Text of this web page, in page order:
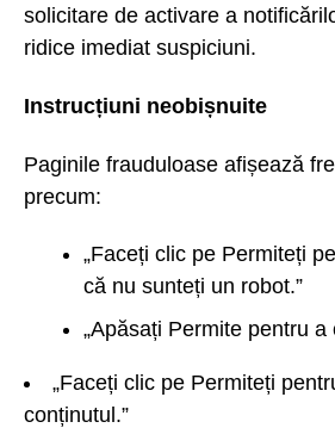
solicitare de activare a
ridice imediat suspiciuni.
Instrucțiuni neobișnuite
Paginile frauduloase afișează
precum:
„Faceți clic pe Permiteți
că nu sunteți un robot.”
„Apăsați Permite pentru a
„Faceți clic pe Permiteți
conținutul.”